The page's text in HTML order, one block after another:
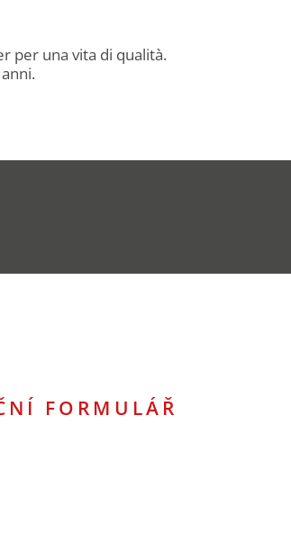
per una vita di qualità.
FORMULÁŘ